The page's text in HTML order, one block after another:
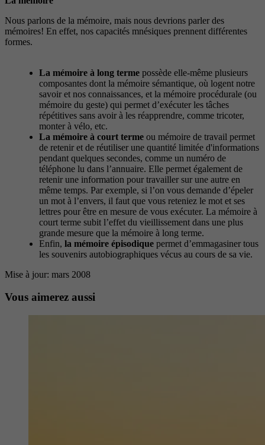
Nous parlons de la mémoire, mais nous devrions parler des
mémoires! En effet, nos capacités mnésiques prennent différentes
formes.
La mémoire à long termepossède elle-même plusieurs
composantes dont la mémoire sémantique, où logent notre
savoir et nos connaissances, et la mémoire procédurale (ou
mémoire du geste) qui permet d’exécuter les tâches
répétitives sans avoir à les réapprendre, comme tricoter,
monter à vélo, etc.
La mémoire à court termeou mémoire de travail permet
de retenir et de réutiliser une quantité limitée d'informations
pendant quelques secondes, comme un numéro de
téléphone lu dans l’annuaire. Elle permet également de
retenir une information pour travailler sur une autre en
même temps. Par exemple, si l’on vous demande d’épeler
un mot à l’envers, il faut que vous reteniez le mot et ses
lettres pour être en mesure de vous exécuter. La mémoire à
court terme subit l’effet du vieillissement dans une plus
grande mesure que la mémoire à long terme.
Enfin, la mémoire épisodique permet d’emmagasiner tous
les souvenirs autobiographiques vécus au cours de sa vie.
Mise à jour: mars 2008
Vous aimerez aussi